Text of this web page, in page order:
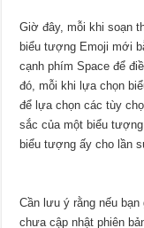
Giờ đây, mỗi khi soạn
biểu tượng Emoji mới
cạnh phím Space để
đó, mỗi khi lựa chọn
để lựa chọn các tùy
sắc của một biểu
biểu tượng ấy cho lần
Cần lưu ý rằng nếu
chưa cập nhật phiên